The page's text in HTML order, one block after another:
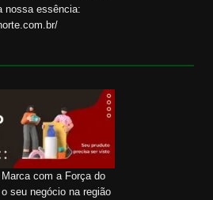
nossa essência:
com a Força do
seu negócio na região